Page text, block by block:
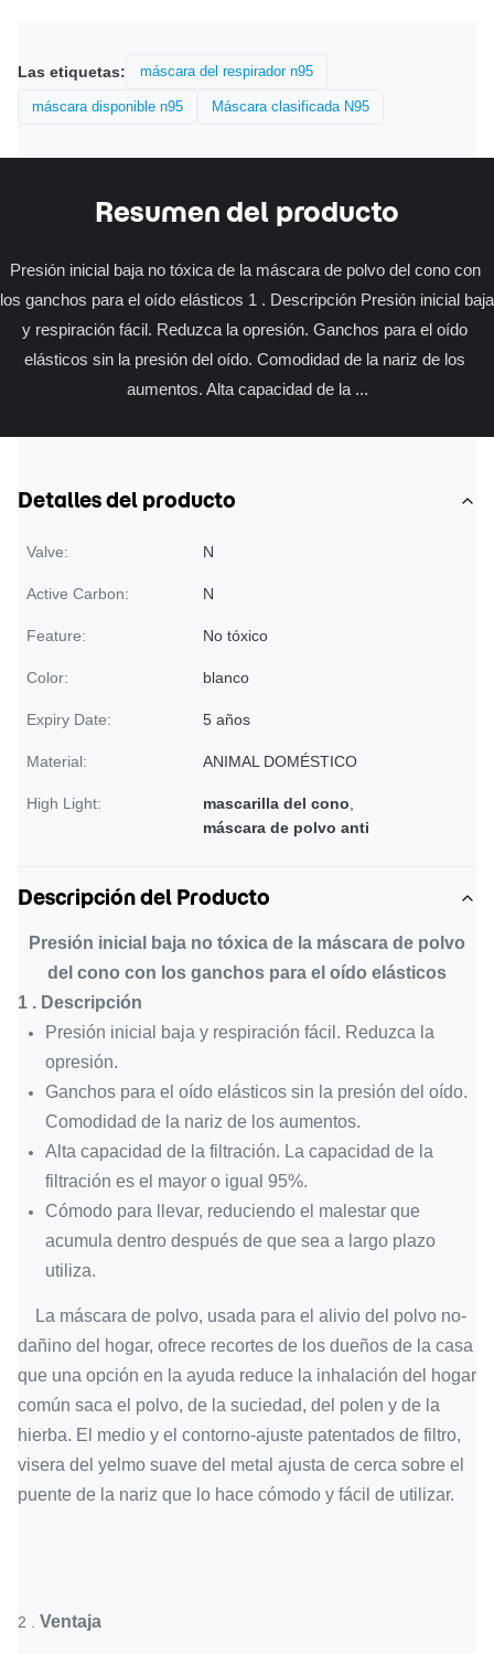
Las etiquetas: máscara del respirador n95
máscara disponible n95 Máscara clasificada N95
Resumen del producto
Presión inicial baja no tóxica de la máscara de polvo del cono con
los ganchos para el oído elásticos 1 . Descripción Presión inicial baja
y respiración fácil. Reduzca la opresión. Ganchos para el oído
elásticos sin la presión del oído. Comodidad de la nariz de los
aumentos. Alta capacidad de la ...
Detalles del producto
Valve: N
Active Carbon: N
Feature: No tóxico
Color: blanco
Expiry Date: 5 años
Material: ANIMAL DOMÉSTICO
High Light: mascarilla del cono
máscara de polvo anti
Descripción del Producto
Presión inicial baja no tóxica de la máscara de polvo
del cono con los ganchos para el oído elásticos
1 . Descripción
Presión inicial baja y respiración fácil. Reduzca la
opresión.
Ganchos para el oído elásticos sin la presión del oído.
Comodidad de la nariz de los aumentos.
Alta capacidad de la filtración. La capacidad de la
filtración es el mayor o igual 95%.
Cómodo para llevar, reduciendo el malestar que
acumula dentro después de que sea a largo plazo
utiliza.
La máscara de polvo, usada para el alivio del polvo no-
dañino del hogar, ofrece recortes de los dueños de la casa
que una opción en la ayuda reduce la inhalación del hogar
común saca el polvo, de la suciedad, del polen y de la
hierba. El medio y el contorno-ajuste patentados de filtro,
visera del yelmo suave del metal ajusta de cerca sobre el
puente de la nariz que lo hace cómodo y fácil de utilizar.
2 . Ventaja